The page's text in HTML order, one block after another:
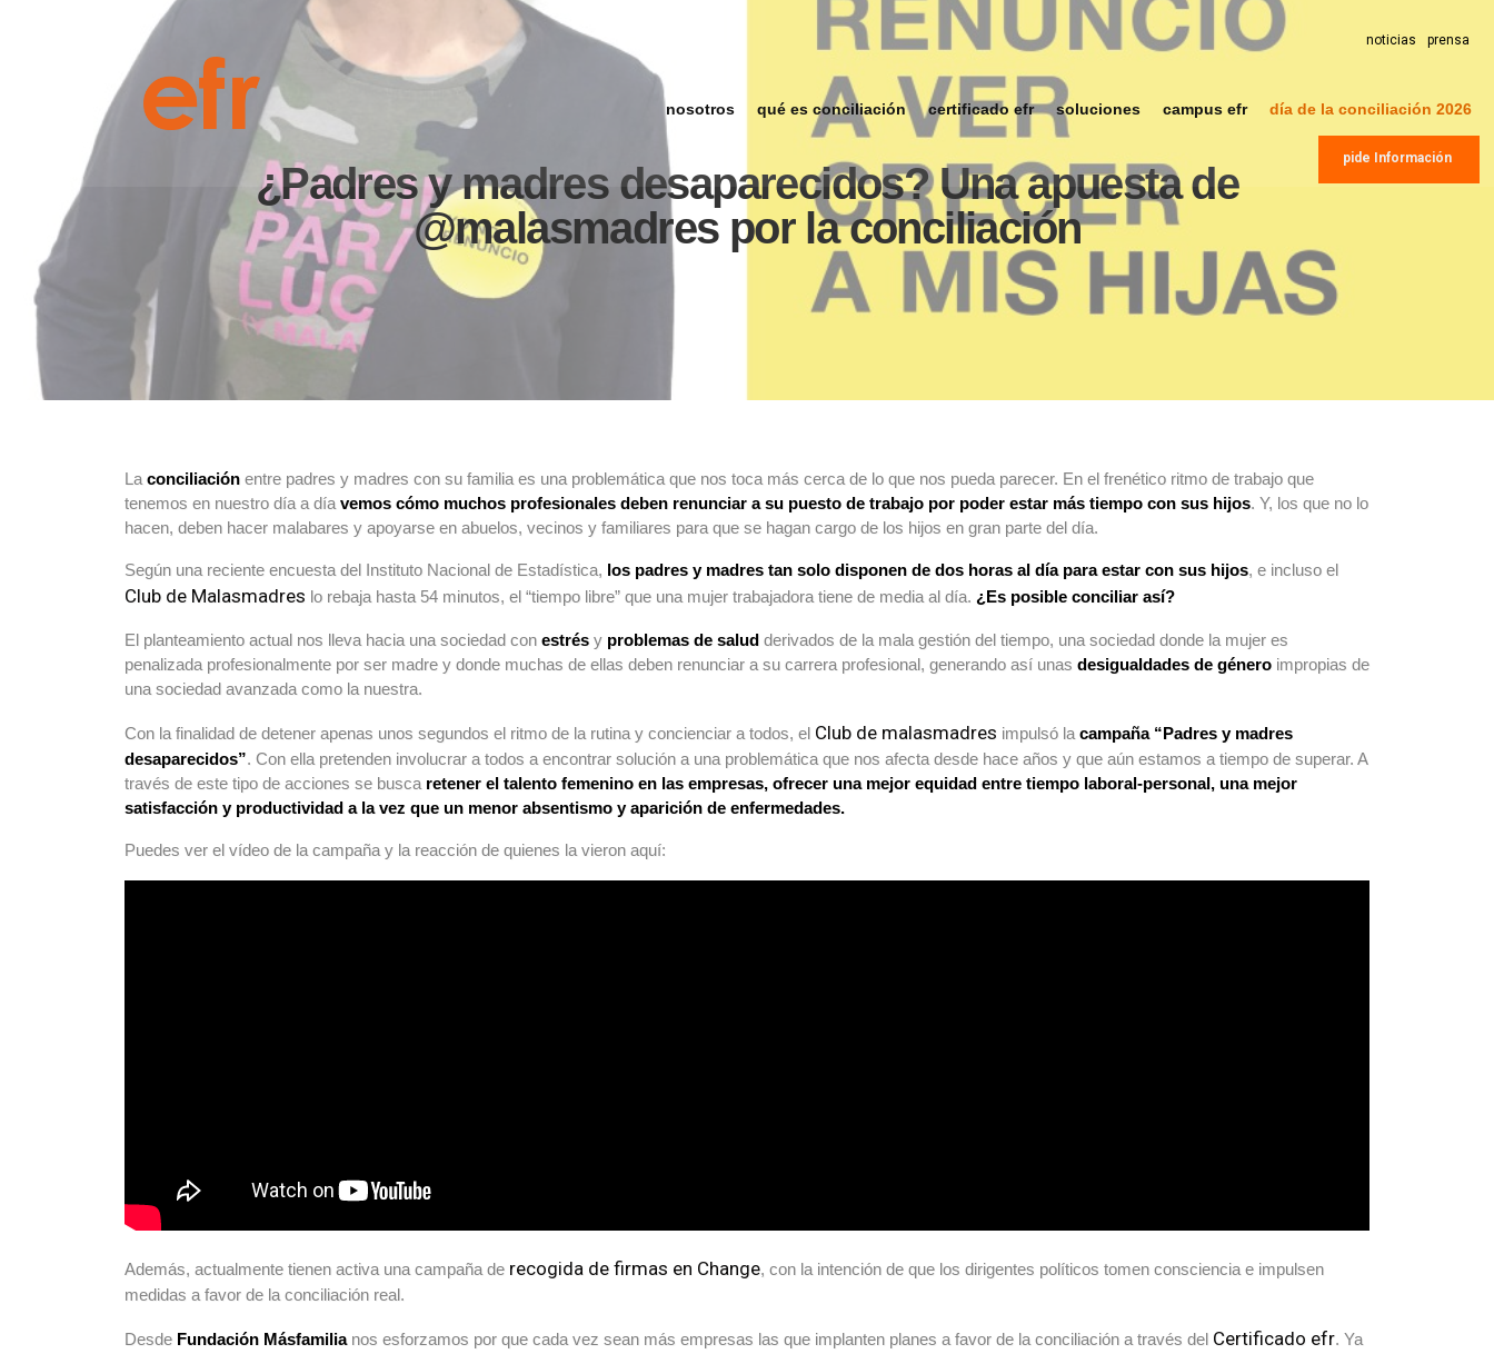
noticias prensa
nosotros qué es conciliación certificado efr soluciones campus efr día de la conciliación 2026
pide Información
¿Padres y madres desaparecidos? Una apuesta de
@malasmadres por la conciliación
La conciliación entre padres y madres con su familia es una problemática que nos toca más cerca de lo que nos pueda parecer. En el frenético ritmo de trabajo que
tenemos en nuestro día a día vemos cómo muchos profesionales deben renunciar a su puesto de trabajo por poder estar más tiempo con sus hijos. Y, los que no lo
hacen, deben hacer malabares y apoyarse en abuelos, vecinos y familiares para que se hagan cargo de los hijos en gran parte del día.
Según una reciente encuesta del Instituto Nacional de Estadística, los padres y madres tan solo disponen de dos horas al día para estar con sus hijos, e incluso el
Club de Malasmadres lo rebaja hasta 54 minutos, el “tiempo libre” que una mujer trabajadora tiene de media al día. ¿Es posible conciliar así?
El planteamiento actual nos lleva hacia una sociedad con estrés y problemas de salud derivados de la mala gestión del tiempo, una sociedad donde la mujer es
penalizada profesionalmente por ser madre y donde muchas de ellas deben renunciar a su carrera profesional, generando así unas desigualdades de género impropias de
una sociedad avanzada como la nuestra.
Con la finalidad de detener apenas unos segundos el ritmo de la rutina y concienciar a todos, el Club de malasmadres impulsó la campaña “Padres y madres
desaparecidos”. Con ella pretenden involucrar a todos a encontrar solución a una problemática que nos afecta desde hace años y que aún estamos a tiempo de superar. A
través de este tipo de acciones se busca retener el talento femenino en las empresas, ofrecer una mejor equidad entre tiempo laboral-personal, una mejor
satisfacción y productividad a la vez que un menor absentismo y aparición de enfermedades.
Puedes ver el vídeo de la campaña y la reacción de quienes la vieron aquí:
Además, actualmente tienen activa una campaña de recogida de firmas en Change, con la intención de que los dirigentes políticos tomen consciencia e impulsen
medidas a favor de la conciliación real.
Desde Fundación Másfamilianos esforzamos por que cada vez sean más empresas las que implanten planes a favor de la conciliación a través del Certificado efr. Ya